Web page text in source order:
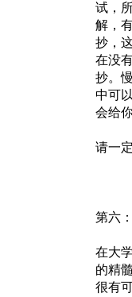
试，
解，
抄，
在没
抄。
中可
会给
请一
第六
在大
的精
很有